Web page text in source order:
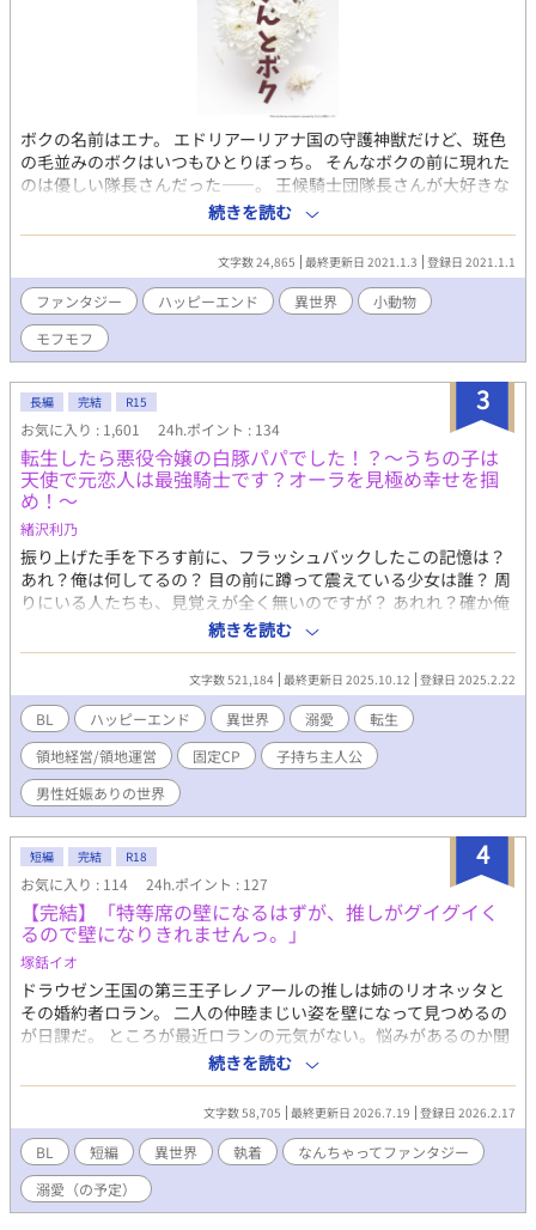
ボクの名前はエナ。 エドリアーリアナ国の守護神獣だけど、斑色
の毛並みのボクはいつもひとりぼっち。 そんなボクの前に現れた
のは優しい隊長さんだった――。 王候騎士団隊長さんが大好きな
小動物が頑張る、なんちゃってファンタジーです。 きゅ～きゅ～
鳴くもふもふな小動物とそのもふもふを愛でる隊長さんで構成さ
れています。 えろ皆無らぶ成分も極小ですσ(^◇^;)本格ファンタ
ジーをお求めの方は回れ右でお願いします～m(_ _)m
続きを読む
文字数 24,865 最終更新日 2021.1.3 登録日 2021.1.1
ファンタジー ハッピーエンド 異世界
小動物
モフモフ
3
長編 完結 R15
お気に入り : 1,601 24h.ポイント : 134
転生したら悪役令嬢の白豚パパでした！？～うちの子は
天使で元恋人は最強騎士です？オーラを見極め幸せを掴
め！～
緒沢利乃
振り上げた手を下ろす前に、フラッシュバックしたこの記憶は？
あれ？俺は何してるの？ 目の前に蹲って震えている少女は誰？ 周
りにいる人たちも、見覚えが全く無いのですが？ あれれ？確か俺
は、会社のビルの外階段で同僚イケメンと浮気した彼女と別れ話
をしていたんですが？ そういえば、俺は悪くないのに(たぶん)、
罵詈雑言を浴びせられ思わず手を上げようとして、でも我に返っ
て…、その後どうしたっけ？ 混乱した中でも冷静を装ってその場
を収めた俺。 なんか、みんなズルズルヒラヒラした服を着てい
て、金髪銀髪赤髪緑髪、金瞳赤瞳青瞳紫瞳、カラフルな色を持つ
人々。 え？ここどこ？ 俺は誰？ なんで…俺……こんなに……太っ
てるの？豚だよ？白豚だよ？ えーっ！！ 知らない間に異世界転生
していて、しかも14歳の可愛い娘もいて、でもその子が後妻と腹
婚約破棄されかかっていて。 パパの俺はこの伯爵家の婿養子で白
豚で、お家の中もぐちゃぐちゃで悪人がいっぱいで、税金上げ上
げで領地も不穏でヤバヤバで。 なのに俺は今世の記憶が無い白豚
ブヒブヒの役立たず！ ヤバイ！詰んだ……。 とにかく、可愛い娘
を育てて領地を富ませて、ついでに俺はダイエットもして、なん
とか今世で幸せになってやるぞ！ ところで、人の気(オーラ)が見
えるのはこの世界のあるあるですか？ 実は暗い過去持ちの俺でし
たが、元恋人♂がチラチラしてきたり、昔の親友♂に迫られたり
と恋愛方面も忙しい！？ 白豚は今日もたいへんです！ BL展開は後
半になります。 不定期更新になります。 全てゆるゆる設定のなん
ちゃってファンタジーですので、ふわっとした気持ちでお読みく
ださい。 ※感想、コメントに返信しておりません。申し訳ござい
ません。 ※小説家になろう様、カクヨム様にも掲載しておりま
す。
続きを読む
文字数 521,184 最終更新日 2025.10.12 登録日 2025.2.22
BL ハッピーエンド 異世界 溺愛
転生
領地経営/領地運営
固定CP
子持ち主人公
男性妊娠ありの世界
4
短編 完結 R18
お気に入り : 114 24h.ポイント : 127
【完結】「特等席の壁になるはずが、推しがグイグイく
るので壁になりきれませんっ。」
塚銛イオ
ドラウゼン王国の第三王子レノアールの推しは姉のリオネッタと
その婚約者ロラン。 二人の仲睦まじい姿を壁になって見つめるの
が日課だ。 ところが最近ロランの元気がない。悩みがあるのか聞
いてみると「実は自分に自信がない」というではないか。 推しが
そんな悩みを持っているだなんて、これは僕がひと肌脱がない
と、と解決策を考え出して……。 ＊ 姉の（建前）婚約者にいつ
の間にか絡めとられて執着されて溺愛されるだけの話です。 ←の
予定だったんですけど結局主人公がどうにかつけた話です。 ＊
なんちゃってファンタジーの架空世界ではありますが、主人公は
転生・転移はしていません。 ＊ 不定期更新です。 ＊ AIは誤字
脱字公正についてのみ利用しております。
続きを読む
文字数 58,705 最終更新日 2026.7.19 登録日 2026.2.17
BL 短編 異世界 執着
なんちゃってファンタジー
溺愛（の予定）